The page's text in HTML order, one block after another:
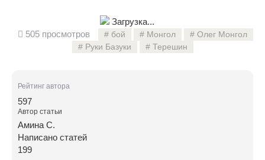
Загрузка...
505 просмотров
бой Монгол
Олег Монгол
Руки Базуки
Терешин
Рейтинг автора
597
Автор статьи
Амина С.
Написано статей
199